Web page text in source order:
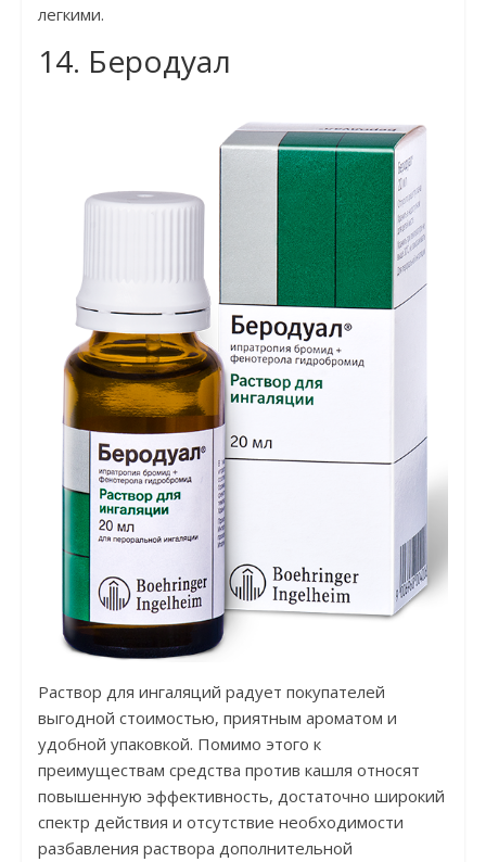
легкими.
14. Беродуал
Раствор для ингаляций радует покупателей
выгодной стоимостью, приятным ароматом и
удобной упаковкой. Помимо этого к
преимуществам средства против кашля относят
повышенную эффективность, достаточно широкий
спектр действия и отсутствие необходимости
разбавления раствора дополнительной